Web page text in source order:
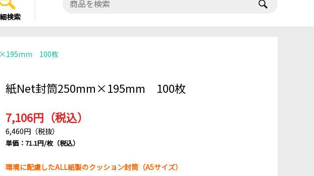
検索
100枚
紙Net封筒250mm×195mm 100枚
7,106円（税込）
6,460円（税抜）
単価：71.1円/枚（税込）
環境に配慮したALL紙製のクッション封筒（A5サイズ）